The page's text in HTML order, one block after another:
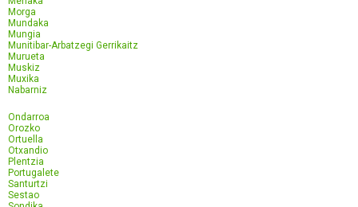
Morga
Mundaka
Mungia
Munitibar-Arbatzegi Gerrikaitz
Murueta
Muskiz
Muxika
Nabarniz
Ondarroa
Orozko
Ortuella
Otxandio
Plentzia
Portugalete
Santurtzi
Sestao